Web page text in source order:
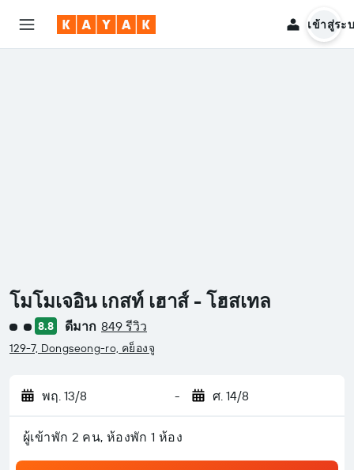
เข้าสู่ระ
โมโมเจอิน เกสท์ เฮาส์ - โฮสเทล
ให้ 2 ดาว
8.8 ดีมาก 849 รีวิว
129-7, Dongseong-ro, คย็องจู
พฤ. 13/8 - ศ. 14/8
ผู้เข้าพัก 2 คน, ห้องพัก 1 ห้อง